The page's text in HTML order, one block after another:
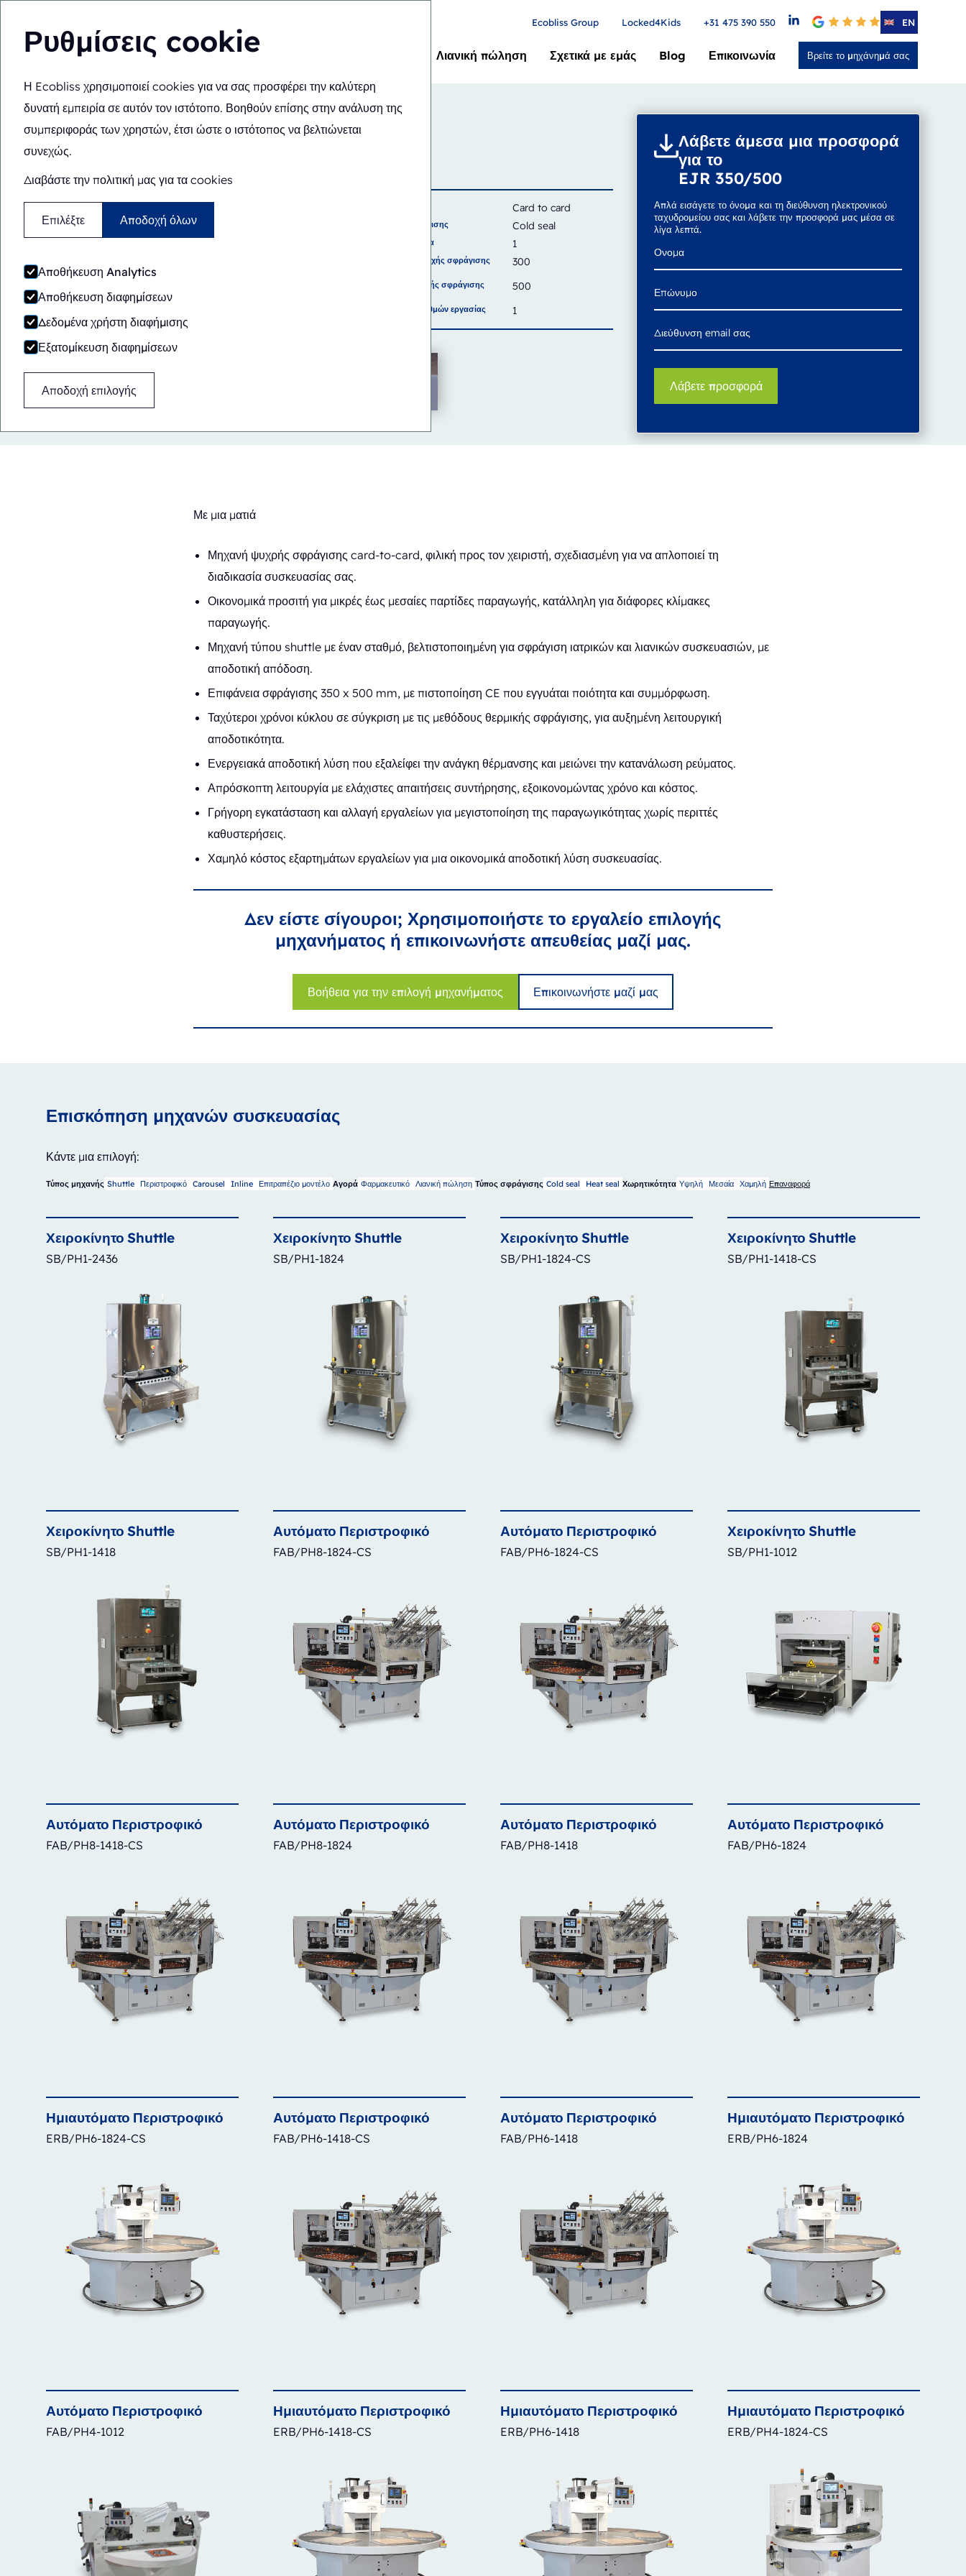
Ρυθμίσεις cookie
Η Ecobliss χρησιμοποιεί cookies για να σας προσφέρει την καλύτερη
δυνατή εμπειρία σε αυτόν τον ιστότοπο. Βοηθούν επίσης στην ανάλυση της
συμπεριφοράς των χρηστών, έτσι ώστε ο ιστότοπος να βελτιώνεται
συνεχώς.
Διαβάστε την πολιτική μας για τα cookies
Επιλέξτε Αποδοχή όλων
Αποθήκευση Analytics
Αποθήκευση διαφημίσεων
Δεδομένα χρήστη διαφήμισης
Εξατομίκευση διαφημίσεων
Αποδοχή επιλογής
Λιανική πώληση Σχετικά με εμάς Blog Επικοινωνία Βρείτε το μηχάνημά σας
Ecobliss Group Locked4Kids +31 475 390 550 4.6EN
Βρίσκεστε εδώ: Αρχική σελίδα > Μηχανές συσκευασίας > EJR 350/500
ΧειροκίνητοΕπιτραπέζιο μοντέλο
EJR 350/500
Card to card
Τύπος σφράγισης Cold seal
Χωρητικότητα 1
Πλάτος περιοχής σφράγισης
300
Ύψος περιοχής σφράγισης
500
Αριθμός σταθμών εργασίας 1
Λάβετε άμεσα μια προσφορά
για το
EJR 350/500
Απλά εισάγετε το όνομα και τη διεύθυνση ηλεκτρονικού
ταχυδρομείου σας και λάβετε την προσφορά μας μέσα σε
λίγα λεπτά.
Με μια ματιά
Μηχανή ψυχρής σφράγισης card-to-card, φιλική προς τον χειριστή, σχεδιασμένη για να απλοποιεί τη
διαδικασία συσκευασίας σας.
Οικονομικά προσιτή για μικρές έως μεσαίες παρτίδες παραγωγής, κατάλληλη για διάφορες κλίμακες
παραγωγής.
Μηχανή τύπου shuttle με έναν σταθμό, βελτιστοποιημένη για σφράγιση ιατρικών και λιανικών συσκευασιών, με
αποδοτική απόδοση.
Επιφάνεια σφράγισης 350 x 500 mm, με πιστοποίηση CE που εγγυάται ποιότητα και συμμόρφωση.
Ταχύτεροι χρόνοι κύκλου σε σύγκριση με τις μεθόδους θερμικής σφράγισης, για αυξημένη λειτουργική
αποδοτικότητα.
Ενεργειακά αποδοτική λύση που εξαλείφει την ανάγκη θέρμανσης και μειώνει την κατανάλωση ρεύματος.
Απρόσκοπτη λειτουργία με ελάχιστες απαιτήσεις συντήρησης, εξοικονομώντας χρόνο και κόστος.
Γρήγορη εγκατάσταση και αλλαγή εργαλείων για μεγιστοποίηση της παραγωγικότητας χωρίς περιττές
καθυστερήσεις.
Χαμηλό κόστος εξαρτημάτων εργαλείων για μια οικονομικά αποδοτική λύση συσκευασίας.
Δεν είστε σίγουροι; Χρησιμοποιήστε το εργαλείο επιλογής
μηχανήματος ή επικοινωνήστε απευθείας μαζί μας.
Βοήθεια για την επιλογή μηχανήματος Επικοινωνήστε μαζί μας
Επισκόπηση μηχανών συσκευασίας
Κάντε μια επιλογή:
Τύπος μηχανής Shuttle Περιστροφικό Carousel Inline Επιτραπέζιο μοντέλο Αγορά Φαρμακευτικό Λιανική πώληση Τύπος σφράγισης Cold seal Heat seal Χωρητικότητα Υψηλή Μεσαία Χαμηλή Επαναφορά
Χειροκίνητο Shuttle
SB/PH1-2436
Χειροκίνητο Shuttle
SB/PH1-1824
Χειροκίνητο Shuttle
SB/PH1-1824-CS
Χειροκίνητο Shuttle
SB/PH1-1418-CS
Χειροκίνητο Shuttle
SB/PH1-1418
Αυτόματο Περιστροφικό
FAB/PH8-1824-CS
Αυτόματο Περιστροφικό
FAB/PH6-1824-CS
Χειροκίνητο Shuttle
SB/PH1-1012
Αυτόματο Περιστροφικό
FAB/PH8-1418-CS
Αυτόματο Περιστροφικό
FAB/PH8-1824
Αυτόματο Περιστροφικό
FAB/PH8-1418
Αυτόματο Περιστροφικό
FAB/PH6-1824
Ημιαυτόματο Περιστροφικό
ERB/PH6-1824-CS
Αυτόματο Περιστροφικό
FAB/PH6-1418-CS
Αυτόματο Περιστροφικό
FAB/PH6-1418
Ημιαυτόματο Περιστροφικό
ERB/PH6-1824
Αυτόματο Περιστροφικό
FAB/PH4-1012
Ημιαυτόματο Περιστροφικό
ERB/PH6-1418-CS
Ημιαυτόματο Περιστροφικό
ERB/PH6-1418
Ημιαυτόματο Περιστροφικό
ERB/PH4-1824-CS